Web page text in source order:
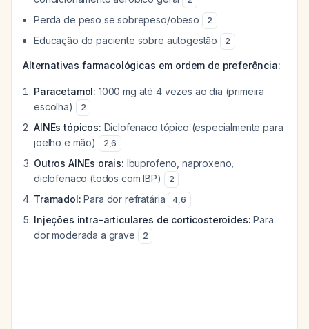
Perda de peso se sobrepeso/obeso 2
Educação do paciente sobre autogestão 2
Alternativas farmacológicas em ordem de preferência:
Paracetamol: 1000 mg até 4 vezes ao dia (primeira
escolha)
2
AINEs tópicos: Diclofenaco tópico (especialmente para
joelho e mão)
2,6
Outros AINEs orais: Ibuprofeno, naproxeno,
diclofenaco (todos com IBP)
2
Tramadol: Para dor refratária 4,6
Injeções intra-articulares de corticosteroides: Para
dor moderada a grave
2